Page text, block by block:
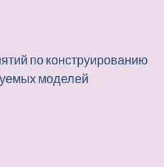
по конструированию
моделей